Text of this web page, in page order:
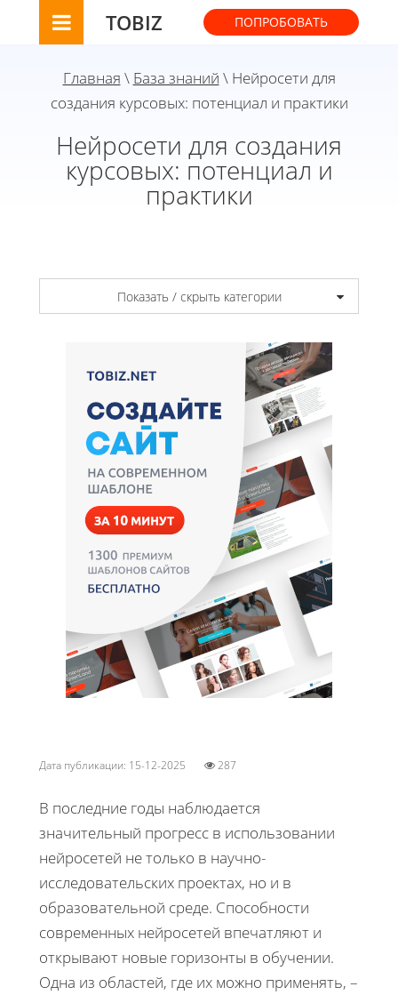
TOBIZ ПОПРОБОВАТЬ
Главная \ База знаний \ Нейросети для
создания курсовых: потенциал и практики
Нейросети для создания
курсовых: потенциал и
практики
Показать / скрыть категории
Дата публикации: 15-12-2025 287
В последние годы наблюдается
значительный прогресс в использовании
нейросетей не только в научно-
исследовательских проектах, но и в
образовательной среде. Способности
современных нейросетей впечатляют и
открывают новые горизонты в обучении.
Одна из областей, где их можно применять, –